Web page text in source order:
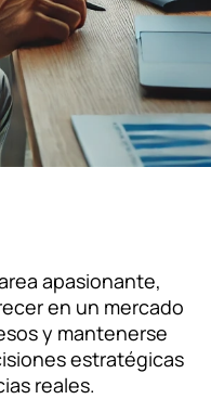
apasionante,
en un mercado
y mantenerse
estratégicas
reales.